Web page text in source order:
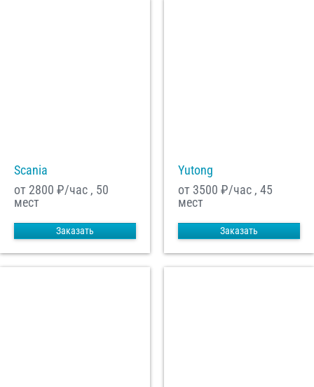
Scania
от 2800 ₽/час , 50
мест
Заказать
Yutong
от 3500 ₽/час , 45
мест
Заказать